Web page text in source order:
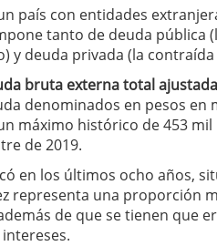
asistencia julio 17, 2025
de auto económico? abril 9,
economía mexicana;
país con entidades
tanto de deuda pública
y deuda privada (la
bruta externa total
denominados en pesos en
máximo histórico de 453 mil
de 2019.
en los últimos ocho años,
representa una proporción
de que se tienen que